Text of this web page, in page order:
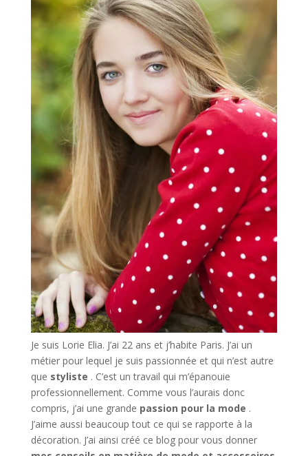
Je suis Lorie Elia. J’ai 22 ans et j’habite Paris. J’ai un
métier pour lequel je suis passionnée et qui n’est autre
que styliste . C’est un travail qui m’épanouie
professionnellement. Comme vous l’aurais donc
compris, j’ai une grande passion pour la mode .
J’aime aussi beaucoup tout ce qui se rapporte à la
décoration. J’ai ainsi créé ce blog pour vous donner